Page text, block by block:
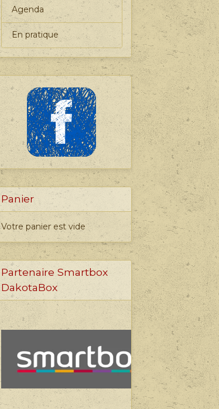
Agenda
En pratique
Panier
Votre panier est vide
Partenaire Smartbox
DakotaBox